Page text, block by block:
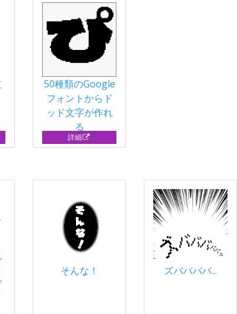
50種類のGoogle
フォントからド
ッド文字が作れ
る
詳細
そんな！ ズババババ...